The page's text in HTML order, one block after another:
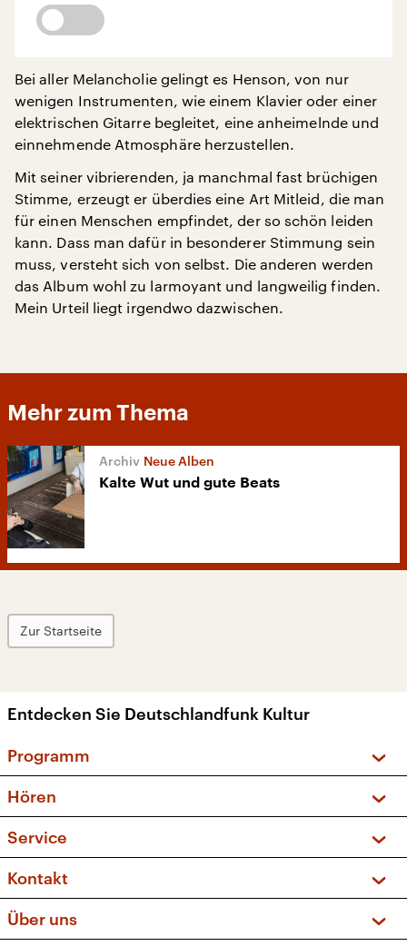
Bei aller Melancholie gelingt es Henson, von nur
wenigen Instrumenten, wie einem Klavier oder einer
elektrischen Gitarre begleitet, eine anheimelnde und
einnehmende Atmosphäre herzustellen.
Mit seiner vibrierenden, ja manchmal fast brüchigen
Stimme, erzeugt er überdies eine Art Mitleid, die man
für einen Menschen empfindet, der so schön leiden
kann. Dass man dafür in besonderer Stimmung sein
muss, versteht sich von selbst. Die anderen werden
das Album wohl zu larmoyant und langweilig finden.
Mein Urteil liegt irgendwo dazwischen.
Mehr zum Thema
Neue Alben
Kalte Wut und gute Beats
Zur Startseite
Entdecken Sie Deutschlandfunk Kultur
Programm
Sendungen und Podcasts
Musikliste
Kakadu – Das Kinderprogramm
Hören
Frequenzen (UKW + DAB+)
Service
FAQ
Apps
Newsletter
Kontakt
Social Media
Über uns